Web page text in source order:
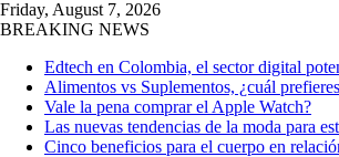
Friday, August 7, 2026
BREAKING NEWS
Edtech en Colombia, el sector digital
Alimentos vs Suplementos, ¿cuál
Vale la pena comprar el Apple Watch?
Las nuevas tendencias de la moda para
Cinco beneficios para el cuerpo en